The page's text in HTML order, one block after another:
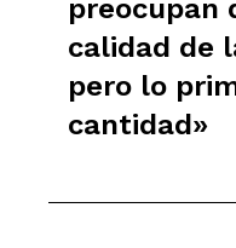
preocupan
calidad de
pero lo
cantidad»